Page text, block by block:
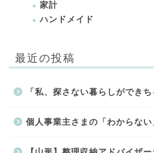
家計
ハンドメイド
最近の投稿
「私、探さない暮らしができ
個人事業主さまの「わからな